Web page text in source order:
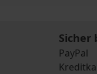
Sicher
PayPal